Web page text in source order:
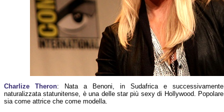
Charlize Theron: Nata a Benoni, in Sudafrica e successivamente
naturalizzata statunitense, è una delle star più sexy di Hollywood. Popolare
sia come attrice che come modella.